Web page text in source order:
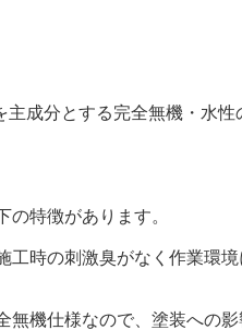
主成分とする完全無機・水
徴があります。
の刺激臭がなく作業環境
仕様なので、塗装への影